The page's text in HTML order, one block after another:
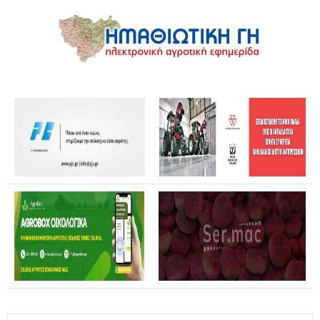
Θανάσης Καββαδάς: Θωρακίζεται όλη η χώρα απέναντι